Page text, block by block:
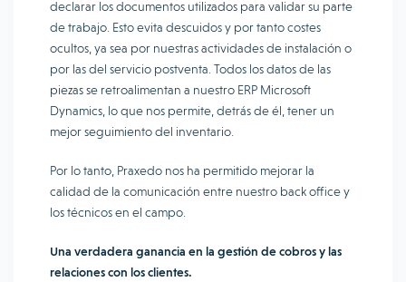
declarar los documentos utilizados para validar su parte
de trabajo. Esto evita descuidos y por tanto costes
ocultos, ya sea por nuestras actividades de instalación o
por las del servicio postventa. Todos los datos de las
piezas se retroalimentan a nuestro ERP Microsoft
Dynamics, lo que nos permite, detrás de él, tener un
mejor seguimiento del inventario.
Por lo tanto, Praxedo nos ha permitido mejorar la
calidad de la comunicación entre nuestro back office y
los técnicos en el campo.
Una verdadera ganancia en la gestión de cobros y las
relaciones con los clientes.